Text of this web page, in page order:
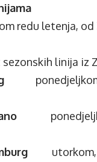
redu letenja, od
linija iz
ponedjeljkom,
utorkom,